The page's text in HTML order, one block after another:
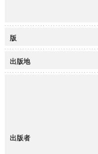
版
出版地
出版者